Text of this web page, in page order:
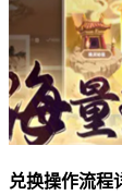
兑换操作流程